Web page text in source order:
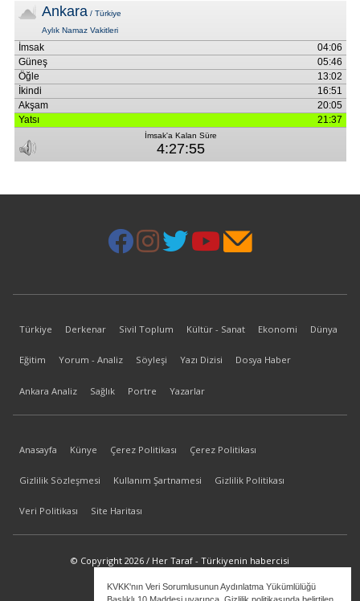
KVKK'nın Veri Sorumlusunun Aydınlatma Yükümlülüğü
Türkiye Derkenar Sivil Toplum Kültür - Sanat Ekonomi Dünya
Eğitim Yorum - Analiz Söyleşi Yazı Dizisi Dosya Haber
Ankara Analiz Sağlık Portre Yazarlar
Anasayfa Künye Çerez Politikası Çerez Politikası
Gizlilik Sözleşmesi Kullanım Şartnamesi Gizlilik Politikası
Veri Politikası Site Haritası
© Copyright 2026 / Her Taraf - Türkiyenin habercisi
bilgi@hertaraf.com